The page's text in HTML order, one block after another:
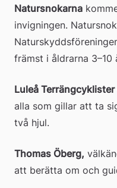
Natursnokarna
invigningen.
främst i åldrarna 3–10
Luleå Terrängcyklister
alla som gillar att ta
två hjul.
Thomas Öberg,
att berätta om och